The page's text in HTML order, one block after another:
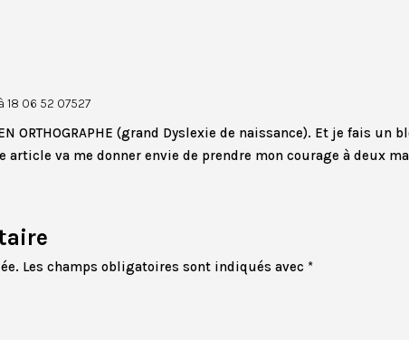
18 06 52 07527
EN ORTHOGRAPHE (grand Dyslexie de naissance). Et je fais
article va me donner envie de prendre mon courage à deux
Les champs obligatoires sont indiqués avec *